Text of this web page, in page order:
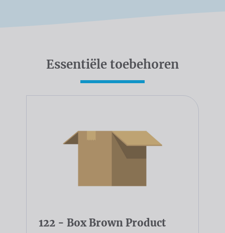
Essentiële toebehoren
122 - Box Brown Product